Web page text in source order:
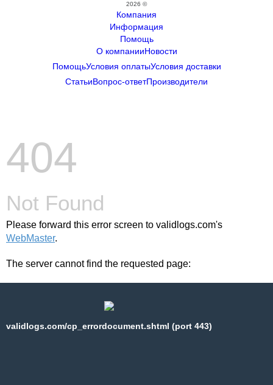
2026 ©
Компания
Информация
Помощь
О компанииНовости
ПомощьУсловия оплатыУсловия доставки
СтатьиВопрос-ответПроизводители
404
Not Found
Please forward this error screen to validlogs.com's
WebMaster.
The server cannot find the requested page:
validlogs.com/cp_errordocument.shtml (port 443)